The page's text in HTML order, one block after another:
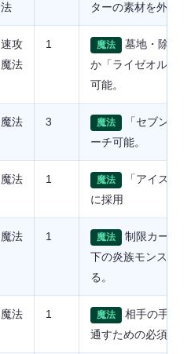
法
ターの素材を外す
速攻
魔法
1 魔法
墓地・除外
か「ライゼオル」
可能。
魔法 3 魔法
「セブンス
ーチ可能。
魔法 1 魔法
「アイス」
に採用
魔法 1 魔法
制限カード
下の炎族モンスタ
る。
魔法 1 魔法
相手の手札
通すための必須カ